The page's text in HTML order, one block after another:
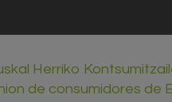
Herriko
de consumidores de